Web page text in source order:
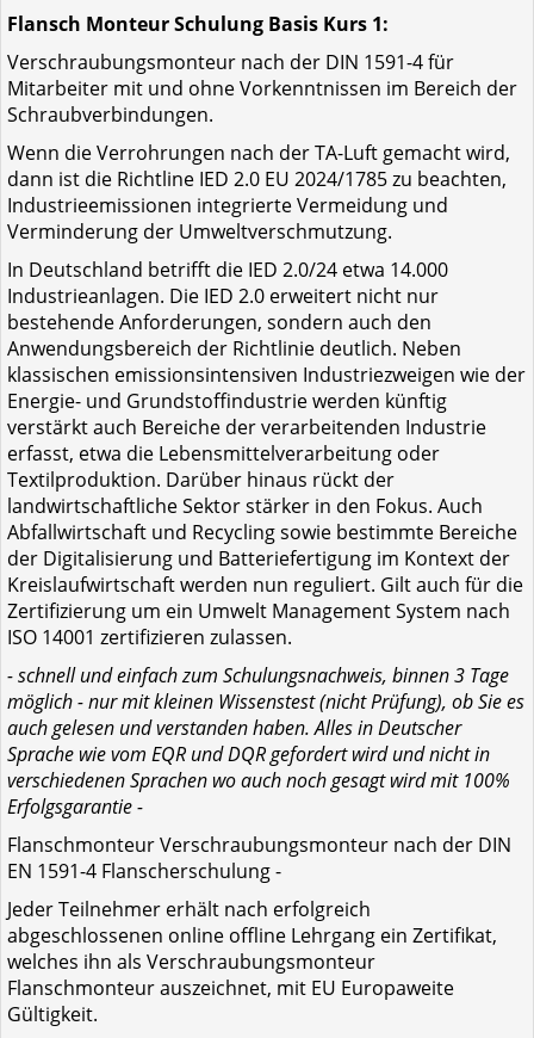
Flansch Monteur Schulung Basis Kurs 1:
Verschraubungsmonteur nach der DIN 1591-4 für
Mitarbeiter mit und ohne Vorkenntnissen im Bereich der
Schraubverbindungen.
Wenn die Verrohrungen nach der TA-Luft gemacht wird,
dann ist die Richtline IED 2.0 EU 2024/1785 zu beachten,
Industrieemissionen integrierte Vermeidung und
Verminderung der Umweltverschmutzung.
In Deutschland betrifft die IED 2.0/24 etwa 14.000
Industrieanlagen. Die IED 2.0 erweitert nicht nur
bestehende Anforderungen, sondern auch den
Anwendungsbereich der Richtlinie deutlich. Neben
klassischen emissionsintensiven Industriezweigen wie der
Energie- und Grundstoffindustrie werden künftig
verstärkt auch Bereiche der verarbeitenden Industrie
erfasst, etwa die Lebensmittelverarbeitung oder
Textilproduktion. Darüber hinaus rückt der
landwirtschaftliche Sektor stärker in den Fokus. Auch
Abfallwirtschaft und Recycling sowie bestimmte Bereiche
der Digitalisierung und Batteriefertigung im Kontext der
Kreislaufwirtschaft werden nun reguliert. Gilt auch für die
Zer­ti­fi­zie­rung um ein Umwelt Management ­System nach
ISO 14001 zer­ti­fi­zie­ren zulassen.
- schnell und einfach zum Schulungsnachweis, binnen 3 Tage
möglich - nur mit kleinen Wissenstest (nicht Prüfung), ob Sie es
auch gelesen und verstanden haben. Alles in Deutscher
Sprache wie vom EQR und DQR gefordert wird und nicht in
verschiedenen Sprachen wo auch noch gesagt wird mit 100%
Erfolgsgarantie -
Flanschmonteur Verschraubungsmonteur nach der DIN
EN 1591-4 Flanscherschulung -
Jeder Teilnehmer erhält nach erfolgreich
abgeschlossenen online offline Lehrgang ein Zertifikat,
welches ihn als Verschraubungsmonteur
Flanschmonteur auszeichnet, mit EU Europaweite
Gültigkeit.